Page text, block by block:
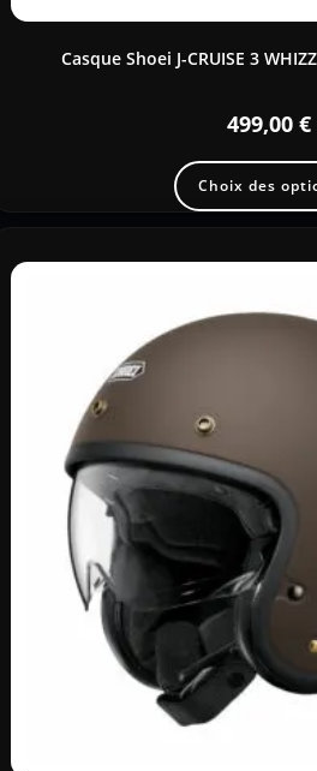
Casque Shoei J-CRUISE 3
499,00 €
Choix des